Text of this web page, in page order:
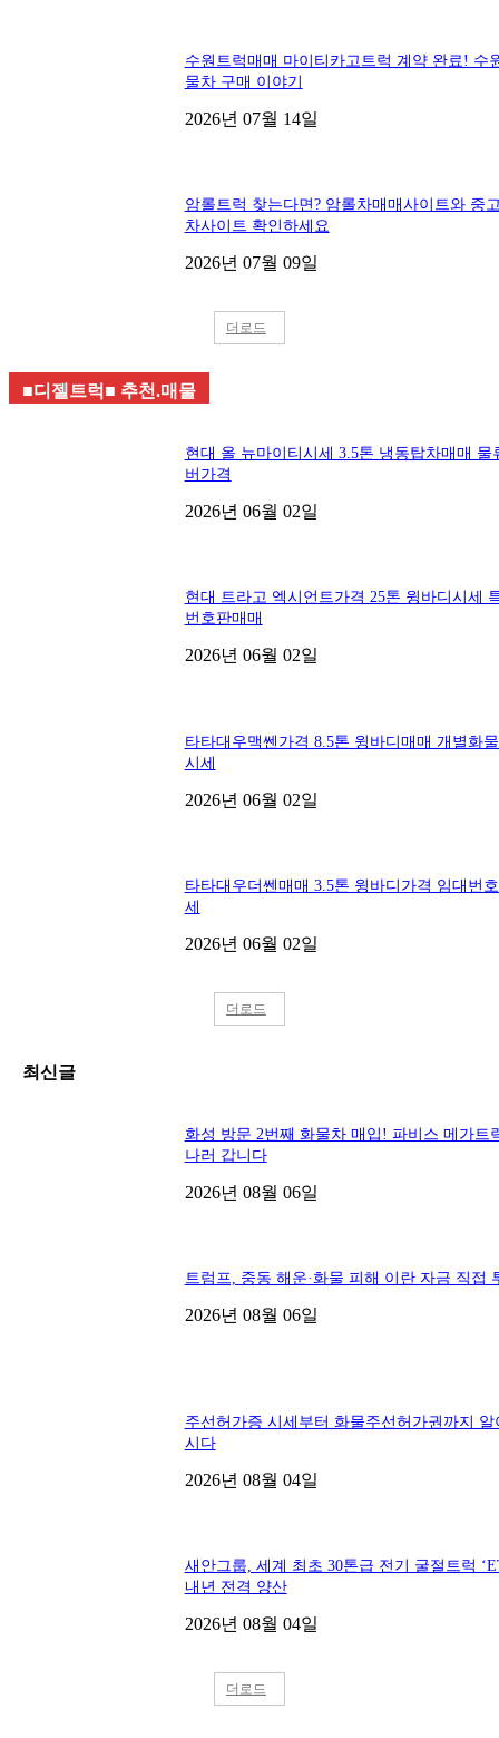
수원트럭매매 마이티카고트럭 계약 완료! 수
물차 구매 이야기
2026년 07월 14일
암롤트럭 찾는다면? 암롤차매매사이트와 중
차사이트 확인하세요
2026년 07월 09일
더로드
■디젤트럭■ 추천.매물
현대 올 뉴마이티시세 3.5톤 냉동탑차매매 물
버가격
2026년 06월 02일
현대 트라고 엑시언트가격 25톤 윙바디시세
번호판매매
2026년 06월 02일
타타대우맥쎈가격 8.5톤 윙바디매매 개별화
시세
2026년 06월 02일
타타대우더쎈매매 3.5톤 윙바디가격 임대번
세
2026년 06월 02일
더로드
최신글
화성 방문 2번째 화물차 매입! 파비스 메가트
나러 갑니다
2026년 08월 06일
트럼프, 중동 해운·화물 피해 이란 자금 직접
2026년 08월 06일
주선허가증 시세부터 화물주선허가권까지 알
시다
2026년 08월 04일
새안그룹, 세계 최초 30톤급 전기 굴절트럭
내년 전격 양산
2026년 08월 04일
더로드